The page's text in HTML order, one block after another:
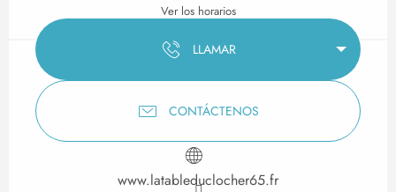
Ver los horarios
LLAMAR
CONTÁCTENOS
www.latableduclocher65.fr